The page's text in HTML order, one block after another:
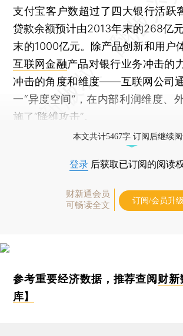
支付宝客户数超过了四大银行活跃
贷款余额预计由2013年末的268亿
末的1000亿元。除产品创新和用户
互联网金融产品对银行业务冲击的
冲击的角度和维度——互联网公司
一“异度空间”，在内部利润维度、
施了“降维攻击”。
本文共计5467字 订阅后继续
登录 后获取已订阅的阅读
财新通会员
可畅读全文
订阅/会员升级
参考重要经济数据，推荐查阅 财新
库】